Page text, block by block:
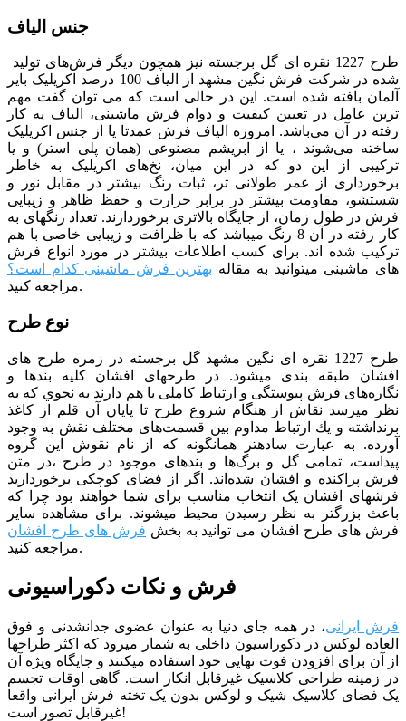
جنس الیاف
طرح 1227 نقره ایگل برجسته نیز همچون دیگر فرش‌های تولید
شده در شرکت فرش نگین مشهد از الیاف 100 درصد اکریلیک بایر
آلمان بافته شده است. این در حالی است که می توان گفت مهم
ترین عامل در تعیین کیفیت و دوام فرش ماشینی، الیاف یه کار
رفته در آن می‌باشد. امروزه الیاف فرش عمدتا یا از جنس اکریلیک
ساخته می‌شوند ، یا از ابریشم مصنوعی (همان پلی استر) و یا
ترکیبی از این دو که در این میان، نخ‌های اکریلیک به خاطر
برخورداری از عمر طولانی تر، ثبات رنگ بیشتر در مقابل نور و
شستشو، مقاومت بیشتر در برابر حرارت و حفظ ظاهر و زیبایی
فرش در طول زمان، از جایگاه بالاتری برخوردارند. تعداد رنگ­­های به
کار رفته در آن 8 رنگ می­باشد که با ظرافت و زیبایی خاصی با هم
ترکیب شده­ اند. برای کسب اطلاعات بیشتر در مورد انواع فرش
های ماشینی میتوانید به مقاله بهترین فرش ماشینی کدام است؟
مراجعه کنید.
نوع طرح
طرح 1227 نقره ای نگین مشهد گل برجسته
در زمره طرح های
افشان طبقه بندی می­شود. در طرح­های افشان كليه بندها و
نگاره‌های فرش پيوستگی و ارتباط كاملی با هم دارند به نحوي كه به
نظر مي­رسد نقاش از هنگام شروع طرح تا پايان آن قلم از كاغذ
برنداشته و يك ارتباط مداوم بين قسمت‌های مختلف نقش به وجود
آورده. به عبارت ساده­تر همان­گونه كه از نام نقوش اين گروه
پيداست، تمامی گل و برگ‌ها و بندهای موجود در طرح ،در متن
فرش پراكنده و افشان شده‌اند. اگر از فضای کوچکی برخوردارید
فرش­های افشان یک انتخاب مناسب برای شما خواهند بود چرا که
باعث بزرگ­تر به نظر رسیدن محیط می­شوند. برای مشاهده سایر
فرش های طرح افشان می توانید به بخش فرش های طرح افشان
مراجعه کنید.
فرش و نکات دکوراسیونی
فرش ایرانی، در همه جای دنیا به عنوان عضوی جدانشدنی و فوق
العاده لوکس در دکوراسیون داخلی به شمار میرود که اکثر طراح­ها
از آن برای افزودن فوت نهایی خود استفاده می­کنند و جایگاه ویژه آن
در زمینه طراحی کلاسیک غیرقابل انکار است. گاهی اوقات تجسم
یک فضای کلاسیک شیک و لوکس بدون یک تخته فرش ایرانی واقعا
غیرقابل تصور است!